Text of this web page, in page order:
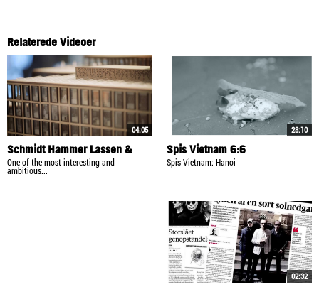
Relaterede Videoer
04:05
Schmidt Hammer Lassen &
Detroit Masterplan
One of the most interesting and
ambitious...
28:10
Spis Vietnam 6:6
Spis Vietnam: Hanoi
02:32